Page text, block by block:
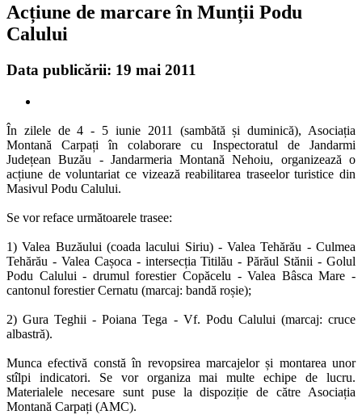
Acțiune de marcare în Munții Podu
Calului
Data publicării: 19 mai 2011
În zilele de 4 - 5 iunie 2011 (sambătă și duminică), Asociația
Montană Carpați în colaborare cu Inspectoratul de Jandarmi
Județean Buzău - Jandarmeria Montană Nehoiu, organizează o
acțiune de voluntariat ce vizează reabilitarea traseelor turistice din
Masivul Podu Calului.
Se vor reface următoarele trasee:
1) Valea Buzăului (coada lacului Siriu) - Valea Tehărău - Culmea
Tehărău - Valea Cașoca - intersecția Titilău - Părăul Stănii - Golul
Podu Calului - drumul forestier Copăcelu - Valea Bâsca Mare -
cantonul forestier Cernatu (marcaj: bandă roșie);
2) Gura Teghii - Poiana Tega - Vf. Podu Calului (marcaj: cruce
albastră).
Munca efectivă constă în revopsirea marcajelor și montarea unor
stîlpi indicatori. Se vor organiza mai multe echipe de lucru.
Materialele necesare sunt puse la dispoziție de către Asociația
Montană Carpați (AMC).